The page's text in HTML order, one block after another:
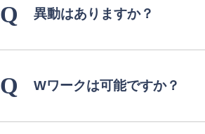
Q 異動はありますか？
Q Wワークは可能ですか？